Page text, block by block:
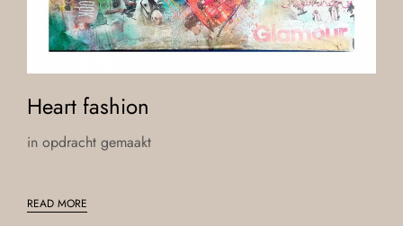
Heart fashion
in opdracht gemaakt
READ MORE